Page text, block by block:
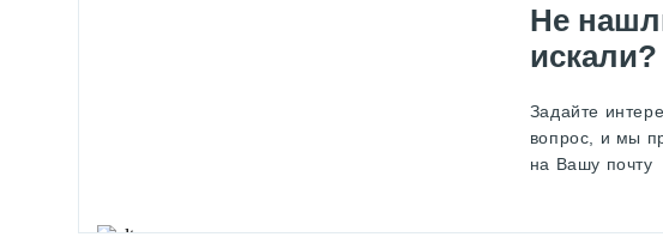
Не
искали?
Задайте
вопрос, и мы
на Вашу почту